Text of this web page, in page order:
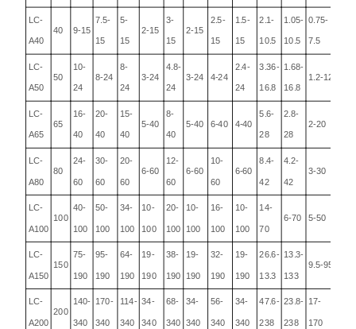
LC-
A40
40 9-15
7.5-
15
5-
15
2-15
3-
15
2-15
2.5-
15
1.5-
15
2.1-
10.5
1.05-
10.5
0.75-
7.5
LC-
A50
50
10-
24
8-24
8-
24
3-24
4.8-
24
3-24 4-24
2.4-
24
3.36-
16.8
1.68-
16.8
1.2-12
LC-
A65
65
16-
40
20-
40
15-
40
5-40
8-
40
5-40 6-40 4-40
5.6-
28
2.8-
28
2-20
LC-
A80
80
24-
60
30-
60
20-
60
6-60
12-
60
6-60
10-
60
6-60
8.4-
42
4.2-
42
3-30
LC-
A100
100
40-
100
50-
100
34-
100
10-
100
20-
100
10-
100
16-
100
10-
100
14-
70
6-70 5-50
LC-
A150
150
75-
190
95-
190
64-
190
19-
190
38-
190
19-
190
32-
190
19-
190
26.6-
13.3
13.3-
133
9.5-95
LC-
A200
200
140-
340
170-
340
114-
340
34-
340
68-
340
34-
340
56-
340
34-
340
47.6-
238
23.8-
238
17-
170